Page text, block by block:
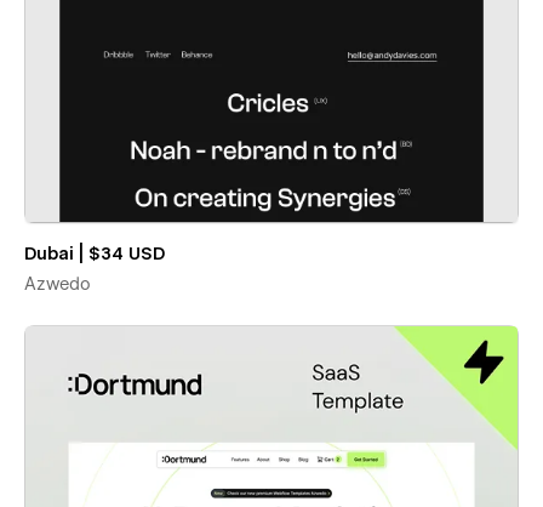
Dubai | $34 USD
Azwedo